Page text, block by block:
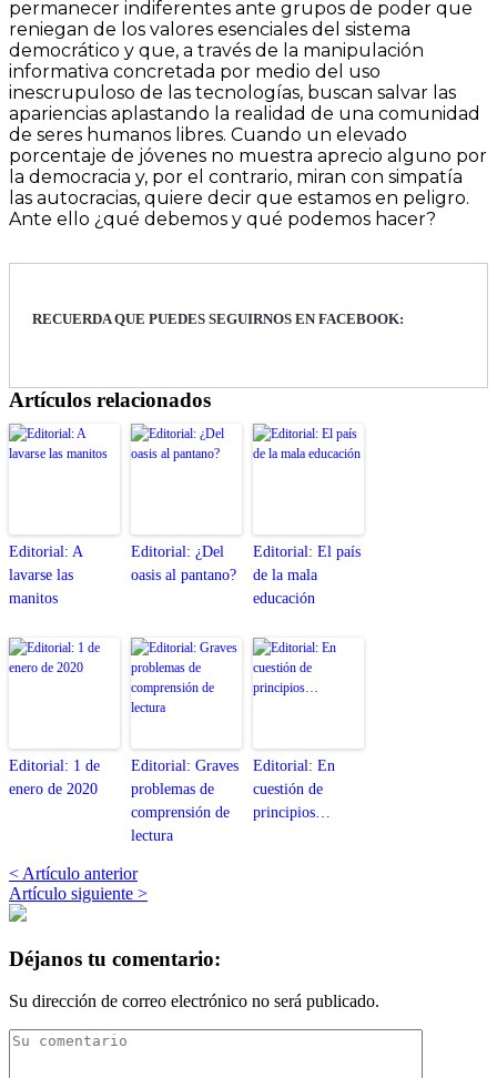
permanecer indiferentes ante grupos de poder que
reniegan de los valores esenciales del sistema
democrático y que, a través de la manipulación
informativa concretada por medio del uso
inescrupuloso de las tecnologías, buscan salvar las
apariencias aplastando la realidad de una comunidad
de seres humanos libres. Cuando un elevado
porcentaje de jóvenes no muestra aprecio alguno por
la democracia y, por el contrario, miran con simpatía
las autocracias, quiere decir que estamos en peligro.
Ante ello ¿qué debemos y qué podemos hacer?
RECUERDA QUE PUEDES SEGUIRNOS EN FACEBOOK:
Artículos relacionados
Editorial: A
lavarse las
manitos
Editorial: ¿Del
oasis al pantano?
Editorial: El país
de la mala
educación
Editorial: 1 de
enero de 2020
Editorial: Graves
problemas de
comprensión de
lectura
Editorial: En
cuestión de
principios…
< Artículo anterior
Artículo siguiente >
Déjanos tu comentario:
Su dirección de correo electrónico no será publicado.